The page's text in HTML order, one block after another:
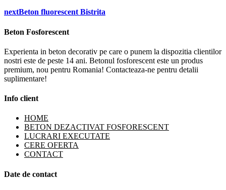
nextBeton fluorescent Bistrita
Beton Fosforescent
Experienta in beton decorativ pe care o punem la dispozitia clientilor
nostri este de peste 14 ani. Betonul fosforescent este un produs
premium, nou pentru Romania! Contacteaza-ne pentru detalii
suplimentare!
Info client
HOME
BETON DEZACTIVAT FOSFORESCENT
LUCRARI EXECUTATE
CERE OFERTA
CONTACT
Date de contact